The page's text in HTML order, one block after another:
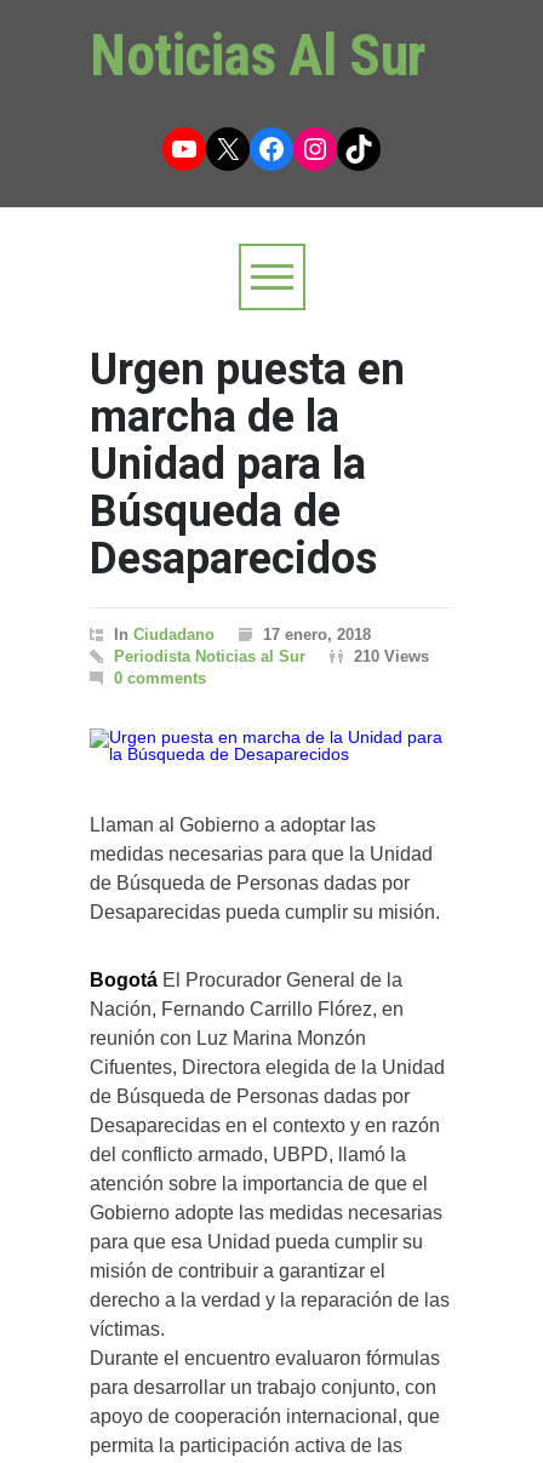
Noticias Al Sur
YouTube
X Facebook
Instagram
TikTok
Urgen puesta en
marcha de la
Unidad para la
Búsqueda de
Desaparecidos
In Ciudadano
17 enero, 2018
Periodista Noticias al Sur
210 Views
0 comments
Llaman al Gobierno a adoptar las
medidas necesarias para que la Unidad
de Búsqueda de Personas dadas por
Desaparecidas pueda cumplir su misión.
Bogotá El Procurador General de la
Nación, Fernando Carrillo Flórez, en
reunión con Luz Marina Monzón
Cifuentes, Directora elegida de la Unidad
de Búsqueda de Personas dadas por
Desaparecidas en el contexto y en razón
del conflicto armado, UBPD, llamó la
atención sobre la importancia de que el
Gobierno adopte las medidas necesarias
para que esa Unidad pueda cumplir su
misión de contribuir a garantizar el
derecho a la verdad y la reparación de las
víctimas.
Durante el encuentro evaluaron fórmulas
para desarrollar un trabajo conjunto, con
apoyo de cooperación internacional, que
permita la participación activa de las